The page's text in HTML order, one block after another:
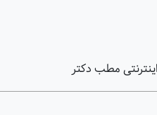
مطب دکتر